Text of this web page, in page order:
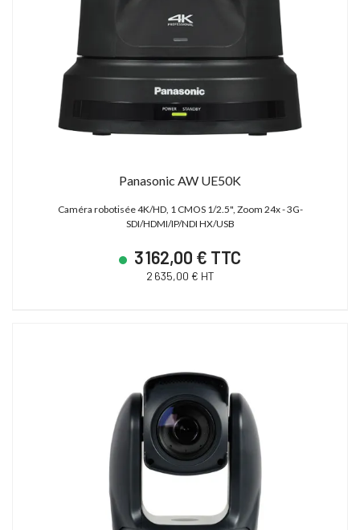
Panasonic AW UE50K
Caméra robotisée 4K/HD, 1 CMOS 1/2.5", Zoom 24x - 3G-
SDI/HDMI/IP/NDI HX/USB
3 162,00 € TTC
2 635,00 € HT